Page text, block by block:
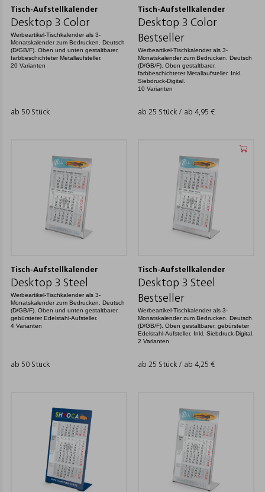
Tisch-Aufstellkalender
Desktop 3 Color
Werbeartikel-Tischkalender als 3-
Monatskalender zum Bedrucken. Deutsch
(D/GB/F). Oben und unten gestaltbarer,
farbbeschichteter Metallaufsteller.
20 Varianten
ab 50 Stück
Tisch-Aufstellkalender
Desktop 3 Color
Bestseller
Werbeartikel-Tischkalender als 3-
Monatskalender zum Bedrucken. Deutsch
(D/GB/F). Oben gestaltbarer,
farbbeschichteter Metallaufsteller. Inkl.
Siebdruck-Digital.
10 Varianten
ab 25 Stück / ab 4,95 €
Tisch-Aufstellkalender
Desktop 3 Steel
Werbeartikel-Tischkalender als 3-
Monatskalender zum Bedrucken. Deutsch
(D/GB/F). Oben und unten gestaltbarer,
gebürsteter Edelstahl-Aufsteller.
4 Varianten
ab 50 Stück
Tisch-Aufstellkalender
Desktop 3 Steel
Bestseller
Werbeartikel-Tischkalender als 3-
Monatskalender zum Bedrucken. Deutsch
(D/GB/F). Oben gestaltbarer, gebürsteter
Edelstahl-Aufsteller. Inkl. Siebdruck-Digital.
2 Varianten
ab 25 Stück / ab 4,25 €